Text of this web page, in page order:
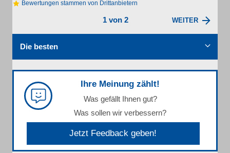
Bewertungen stammen von Drittanbietern
1 von 2 WEITER
Die besten
Ihre Meinung zählt!
Was gefällt Ihnen gut?
Was sollen wir verbessern?
Jetzt Feedback geben!